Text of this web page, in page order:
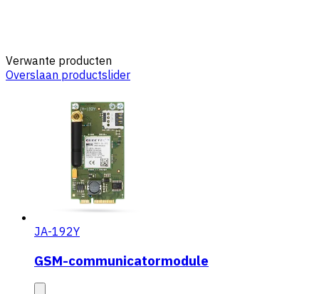
Verwante producten
Overslaan productslider
JA-192Y
GSM-communicatormodule